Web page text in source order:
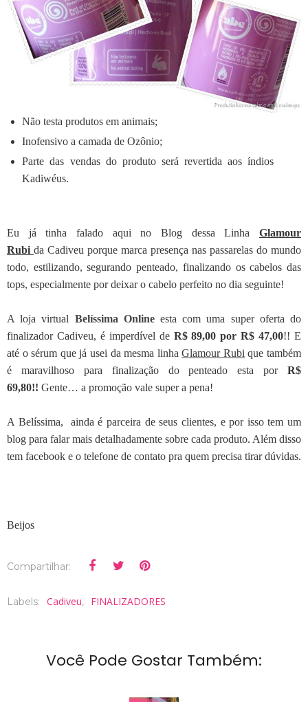
Não testa produtos em animais;
Inofensivo a camada de Ozônio;
Parte das vendas do produto será revertida aos índios
Kadiwéus.
Eu já tinha falado aqui no Blog dessa Linha Glamour
Rubi da Cadiveu porque marca presença nas passarelas do mundo
todo, estilizando, segurando penteado, finalizando os cabelos das
tops, especialmente por deixar o cabelo perfeito no dia seguinte!
A loja virtual Belíssima Online esta com uma super oferta do
finalizador Cadiveu, é imperdível de R$ 89,00 por R$ 47,00!! E
até o sérum que já usei da mesma linhaGlamour Rubi que também
é maravilhoso para finalização do penteado esta por R$
69,80!! Gente… a promoção vale super a pena!
A Belíssima, ainda é parceira de seus clientes, e por isso tem um
blog para falar mais detalhadamente sobre cada produto. Além disso
tem facebook e o telefone de contato pra quem precisa tirar dúvidas.
Beijos
Compartilhar:
Labels: Cadiveu, FINALIZADORES
Você Pode Gostar Também: